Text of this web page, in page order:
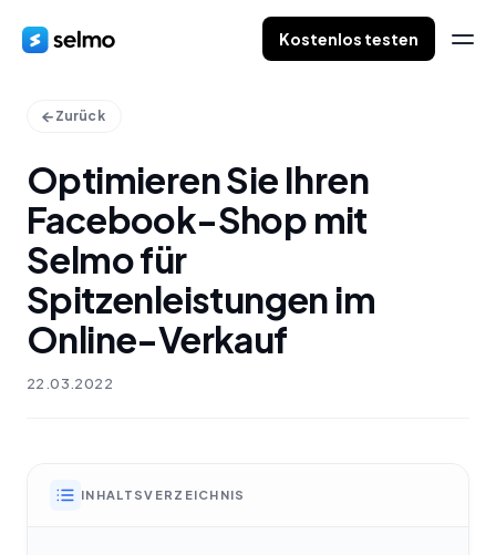
Kostenlos testen
Zurück
Optimieren Sie Ihren
Facebook-Shop mit
Selmo für
Spitzenleistungen im
Online-Verkauf
22.03.2022
INHALTSVERZEICHNIS